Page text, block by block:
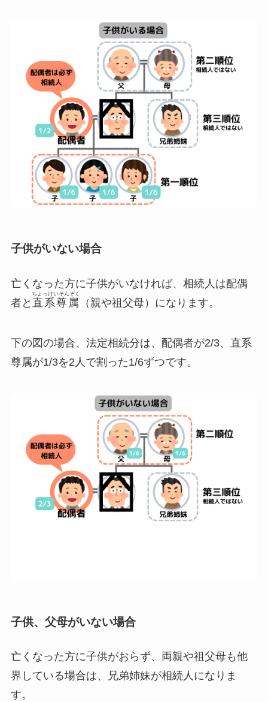
子供がいない場合
亡くなった方に子供がいなければ、相続人は配偶
者と 直系尊属
ちょっけいそんぞく
（親や祖父母）になります。
下の図の場合、法定相続分は、配偶者が2/3、直系
尊属が1/3を2人で割った1/6ずつです。
子供、父母がいない場合
亡くなった方に子供がおらず、両親や祖父母も他
界している場合は、兄弟姉妹が相続人になりま
す。